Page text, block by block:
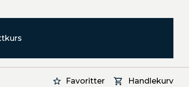
Favoritter Handlekurv